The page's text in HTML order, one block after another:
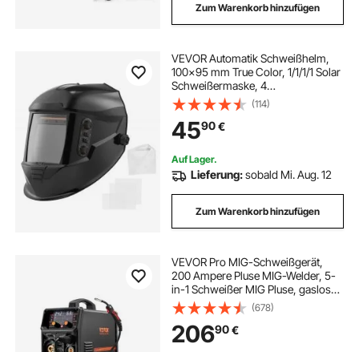
Zum Warenkorb hinzufügen
VEVOR Automatik Schweißhelm,
100x95 mm True Color, 1/1/1/1 Solar
Schweißermaske, 4
Lichtbogensensoren, DIN 4/5–9/9–
13, für WIG MIG ARC Schweißen
Schleifen Schneiden – METIS-Serie,
Schwarz
(114)
4590€
Auf Lager.
Lieferung:sobald Mi. Aug. 12
Zum Warenkorb hinzufügen
VEVOR Pro MIG-Schweißgerät,
200 Ampere Pluse MIG-Welder, 5-
in-1 Schweißer MIG Pluse, gasloses
MIG, Gas-MIG, MMA und Lift WIG,
mit IGBT-
Wechselrichtertechnologie und
LCD-Bildschirmanzeige
(678)
20690€